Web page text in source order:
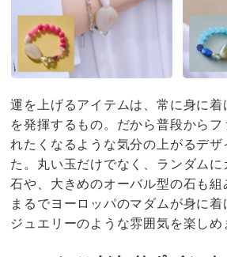
運を上げるアイテムは、常に身に着
を発揮するもの。だから普段からフ
れたくなるような気分の上がるデザ
た。丸い玉だけでなく、ランダム
石や、大きめのオーバル型の石も組
まるでヨーロッパのマダムが身に
ジュエリーのような雰囲気を楽しめ